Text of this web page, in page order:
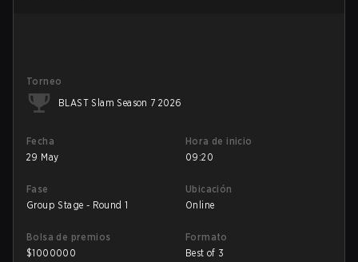
Torneo
BLAST Slam Season 7 2026
Fecha
29 May
Hora de inicio
09:20
Fase
Group Stage - Round 1
Ubicación
Online
Bolsa de premios
$1000000
Formato
Best of 3